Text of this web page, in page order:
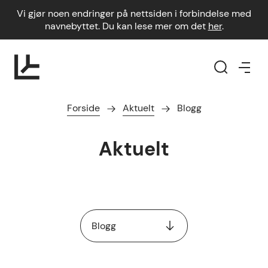
Vi gjør noen endringer på nettsiden i forbindelse med
navnebyttet. Du kan lese mer om det her.
Forside Aktuelt Blogg
Aktuelt
Blogg